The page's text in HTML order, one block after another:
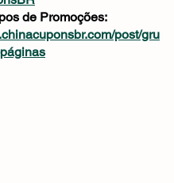
de Promoções:
post/gru